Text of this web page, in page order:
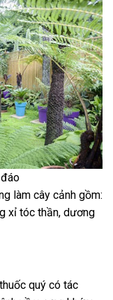
làm cây cảnh gồm:
xỉ tóc thần, dương
quý có tác